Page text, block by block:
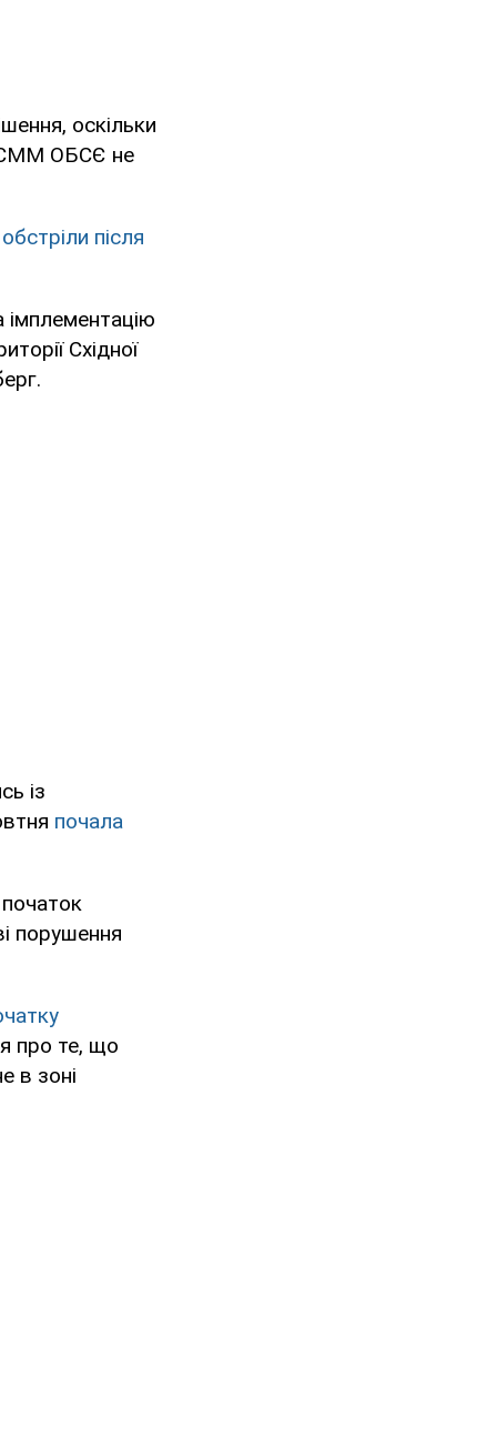
оскільки
СММ ОБСЄ не
після
імплементацію
Східної
із
почала
порушення
про те, що
в зоні